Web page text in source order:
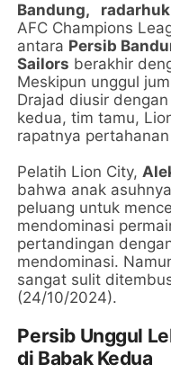
Bandung,
AFC Champions
antara Persib
Sailors berakhir
Meskipun unggul
Drajad diusir
kedua, tim tamu,
rapatnya
Pelatih Lion City,
bahwa anak
peluang untuk
mendominasi
pertandingan
mendominasi.
sangat sulit
(24/10/2024).
Persib Unggul
di Babak Kedua